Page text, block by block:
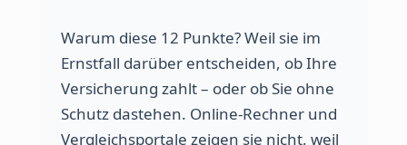
Warum diese 12 Punkte? Weil sie im
Ernstfall darüber entscheiden, ob Ihre
Versicherung zahlt – oder ob Sie ohne
Schutz dastehen. Online-Rechner und
Vergleichsportale zeigen sie nicht, weil